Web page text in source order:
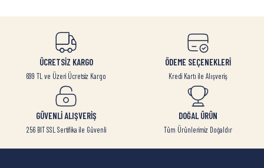
ÜCRETSİZ KARGO
699 TL ve Üzeri Ücretsiz Kargo
ÖDEME SEÇENEKLERİ
Kredi Kartı ile Alışveriş
GÜVENLİ ALIŞVERİŞ
256 BIT SSL Sertifika ile Güvenli
DOĞAL ÜRÜN
Tüm Ürünlerimiz Doğaldır